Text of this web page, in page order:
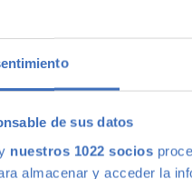
de sus datos
nuestros 1022 socios
almacenar y acceder la